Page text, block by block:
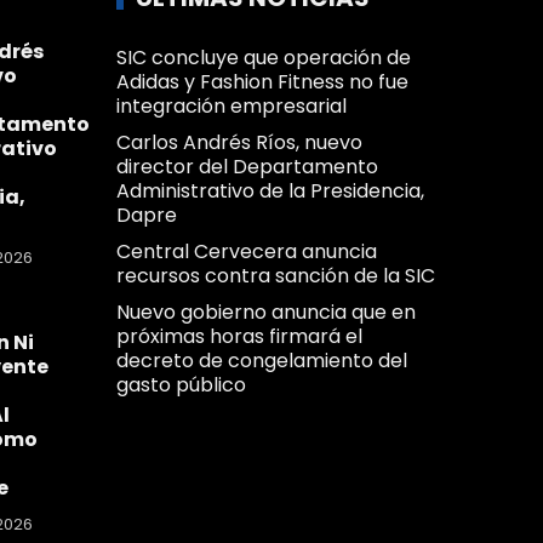
Ni
SIC concluye que operación de
Adidas y Fashion Fitness no fue
integración empresarial
Carlos Andrés Ríos, nuevo
director del Departamento
Administrativo de la Presidencia,
Dapre
Central Cervecera anuncia
recursos contra sanción de la SIC
Nuevo gobierno anuncia que en
próximas horas firmará el
decreto de congelamiento del
gasto público